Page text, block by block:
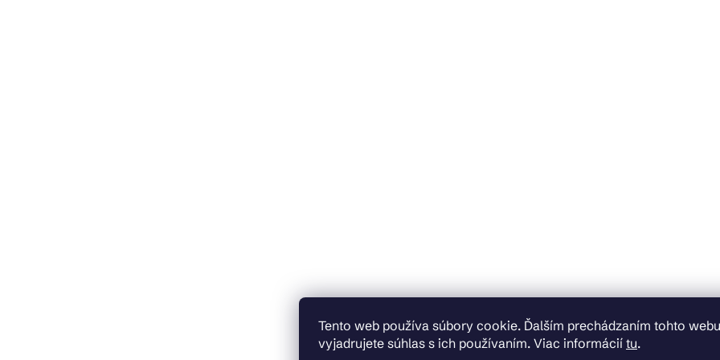
Tento web používa súbory cookie. Ďalším prechádzaním tohto webu
vyjadrujete súhlas s ich používaním. Viac informácií tu.